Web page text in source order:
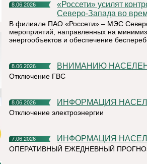
8.06.2026
«Россети» усилят контроль за магистральными сетями
Северо-Запада во
В филиале ПАО «Россети» – МЭС
мероприятий, направленных на
энергообъектов и обеспечение
8.06.2026 ВНИМАНИЮ
Отключение ГВС
8.06.2026 ИНФОРМАЦИЯ
Отключение электроэнергии
7.06.2026 ИНФОРМАЦИЯ
ОПЕРАТИВНЫЙ ЕЖЕДНЕВНЫЙ